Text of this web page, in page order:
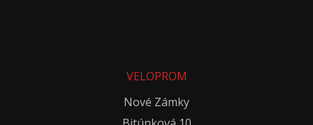
VELOPROM
Nové Zámky